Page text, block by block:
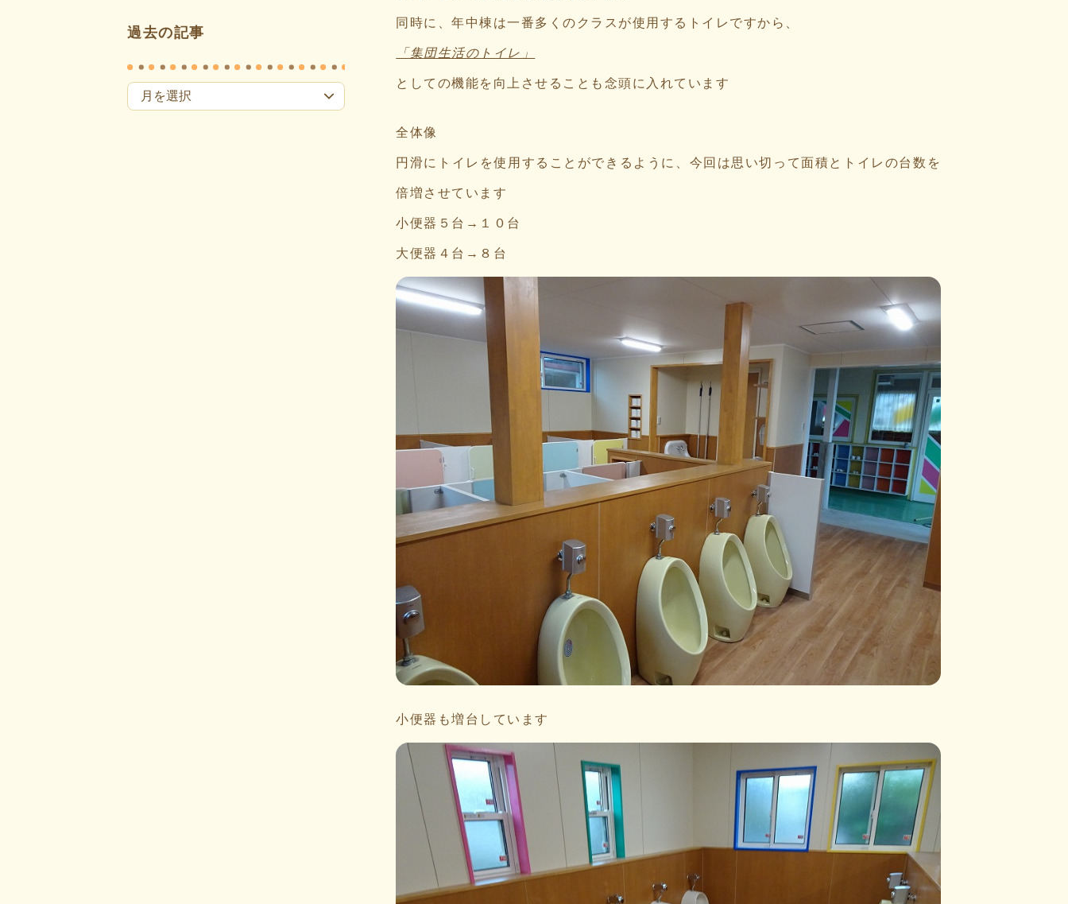
過去の記事
同時に、年中棟は一番多くのクラスが使用するトイレですから、
「集団生活のトイレ」
としての機能を向上させることも念頭に入れています
全体像
円滑にトイレを使用することができるように、今回は思い切って面積とトイレの台数を
倍増させています
小便器５台→１０台
大便器４台→８台
小便器も増台しています